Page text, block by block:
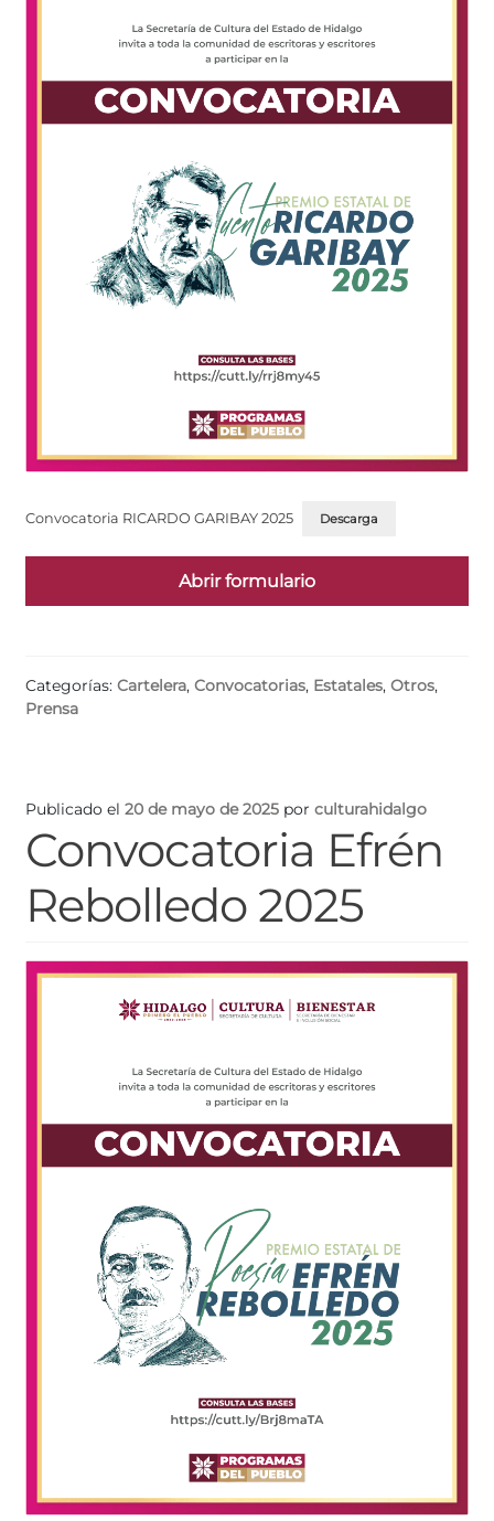
Convocatoria RICARDO GARIBAY 2025 Descarga
Abrir formulario
Categorías: Cartelera, Convocatorias, Estatales, Otros,
Prensa
Publicado el 20 de mayo de 2025 por culturahidalgo
Convocatoria Efrén
Rebolledo 2025